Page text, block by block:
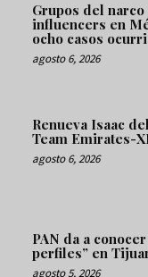
Grupos del narco
influencers en
ocho casos
agosto 6, 2026
Renueva Isaac
Team Emirates-
agosto 6, 2026
PAN da a
perfiles” en
agosto 5, 2026